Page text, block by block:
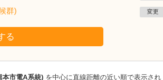
群) 変更
る
本市電A系統) を中心に直線距離の近い順で表示され
たかしお内科ハートクリニック
高潮 征爾院長取材記事